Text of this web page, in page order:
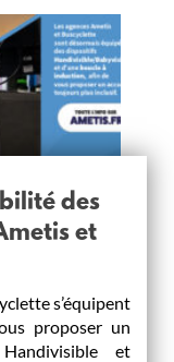
des
et
s’équipent
proposer un
et